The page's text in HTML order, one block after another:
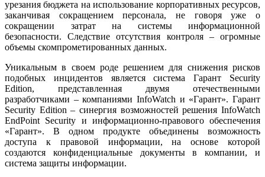
урезания бюджета на использование корпоративных ресурсов,
заканчивая сокращением персонала, не говоря уже о
сокращении затрат на системы информационной
безопасности. Следствие отсутствия контроля – огромные
объемы скомпрометированных данных.
Уникальным в своем роде решением для снижения рисков
подобных инцидентов является система Гарант Security
Edition, представленная двумя отечественными
разработчиками – компаниями InfoWatch и «Гарант». Гарант
Security Edition – синергия возможностей решения InfoWatch
EndPoint Security и информационно-правового обеспечения
«Гарант». В одном продукте объединены возможность
доступа к правовой информации, на основе которой
создаются конфиденциальные документы в компании, и
система защиты информации.